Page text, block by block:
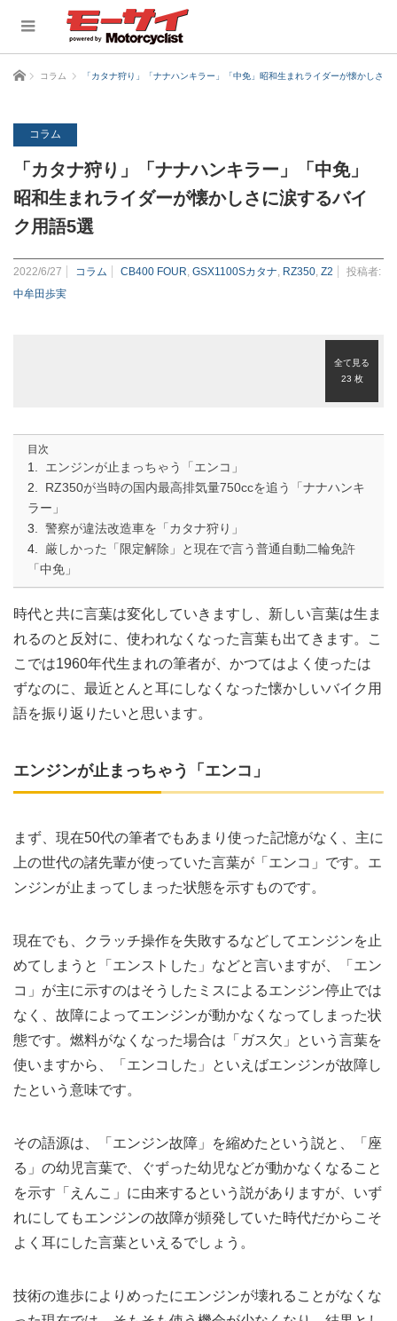
ホーム コラム 「カタナ狩り」「ナナハンキラー」「中免」昭和生まれライダーが懐かしさ
コラム
「カタナ狩り」「ナナハンキラー」「中免」
昭和生まれライダーが懐かしさに涙するバイ
ク用語5選
2022/6/27 コラム CB400 FOUR GSX1100Sカタナ RZ350 Z2
投稿者:
中牟田歩実
全て見る
23 枚
目次
エンジンが止まっちゃう「エンコ」
RZ350が当時の国内最高排気量750ccを追う「ナナハンキ
ラー」
警察が違法改造車を「カタナ狩り」
厳しかった「限定解除」と現在で言う普通自動二輪免許
「中免」
時代と共に言葉は変化していきますし、新しい言葉は生ま
れるのと反対に、使われなくなった言葉も出てきます。こ
こでは1960年代生まれの筆者が、かつてはよく使ったは
ずなのに、最近とんと耳にしなくなった懐かしいバイク用
語を振り返りたいと思います。
エンジンが止まっちゃう「エンコ」
まず、現在50代の筆者でもあまり使った記憶がなく、主に
上の世代の諸先輩が使っていた言葉が「エンコ」です。エ
ンジンが止まってしまった状態を示すものです。
現在でも、クラッチ操作を失敗するなどしてエンジンを止
めてしまうと「エンストした」などと言いますが、「エン
コ」が主に示すのはそうしたミスによるエンジン停止では
なく、故障によってエンジンが動かなくなってしまった状
態です。燃料がなくなった場合は「ガス欠」という言葉を
使いますから、「エンコした」といえばエンジンが故障し
たという意味です。
その語源は、「エンジン故障」を縮めたという説と、「座
る」の幼児言葉で、ぐずった幼児などが動かなくなること
を示す「えんこ」に由来するという説がありますが、いず
れにしてもエンジンの故障が頻発していた時代だからこそ
よく耳にした言葉といえるでしょう。
技術の進歩によりめったにエンジンが壊れることがなくな